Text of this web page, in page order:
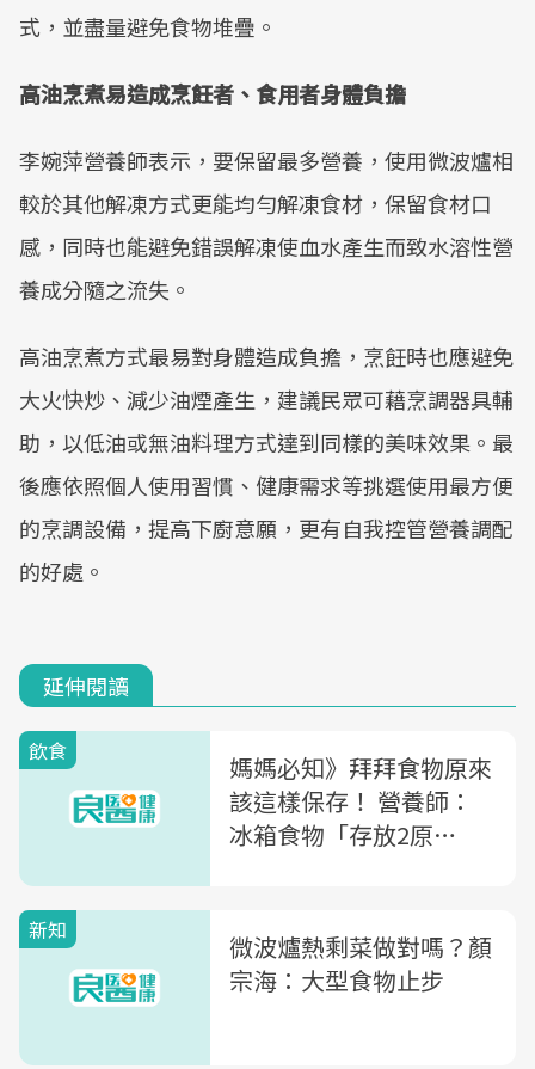
式，並盡量避免食物堆疊。
高油烹煮易造成烹飪者、食用者身體負擔
李婉萍營養師表示，要保留最多營養，使用微波爐相
較於其他解凍方式更能均勻解凍食材，保留食材口
感，同時也能避免錯誤解凍使血水產生而致水溶性營
養成分隨之流失。
高油烹煮方式最易對身體造成負擔，烹飪時也應避免
大火快炒、減少油煙產生，建議民眾可藉烹調器具輔
助，以低油或無油料理方式達到同樣的美味效果。最
後應依照個人使用習慣、健康需求等挑選使用最方便
的烹調設備，提高下廚意願，更有自我控管營養調配
的好處。
延伸閱讀
飲食
媽媽必知》拜拜食物原來
該這樣保存！ 營養師：
冰箱食物「存放2原
新知
微波爐熱剩菜做對嗎？顏
宗海：大型食物止步